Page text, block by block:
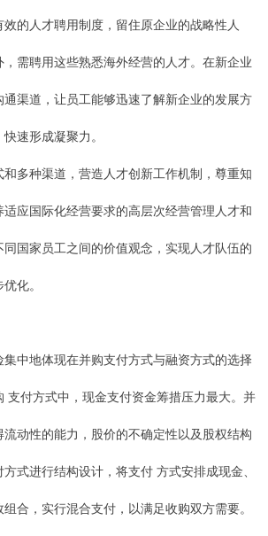
人才聘用制度，留住原企业的战略性人
需聘用这些熟悉海外经营的人才。在新企业
通渠道，让员工能够迅速了解新企业的发展方
速形成凝聚力。
种渠道，营造人才创新工作机制，尊重知
应国际化经营要求的高层次经营管理人才和
国家员工之间的价值观念，实现人才队伍的
化。
地体现在并购支付方式与融资方式的选择
支付方式中，现金支付资金筹措压力最大。并
动性的能力，股价的不确定性以及股权结构
式进行结构设计，将支付 方式安排成现金、
合，实行混合支付，以满足收购双方需要。